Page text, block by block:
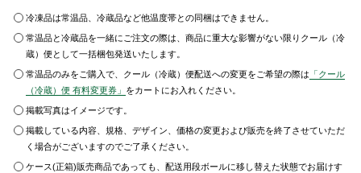
冷凍品は常温品、冷蔵品など他温度帯との同梱はできません。
常温品と冷蔵品を一緒にご注文の際は、商品に重大な影響がない限りクール（冷
蔵）便として一括梱包発送いたします。
常温品のみをご購入で、クール（冷蔵）便配送への変更をご希望の際は 「クール
（冷蔵）便 有料変更券」 をカートにお入れください。
掲載写真はイメージです。
掲載している内容、規格、デザイン、価格の変更および販売を終了させていただ
く場合がございますのでご了承ください。
ケース(正箱)販売商品であっても、配送用段ボールに移し替えた状態でお届けす